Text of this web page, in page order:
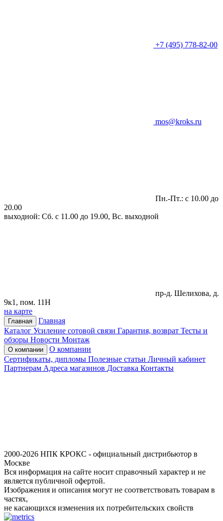
+7 (495) 778-82-00
mos@kroks.ru
Пн.-Пт.: с 10.00 до
20.00
выходной: Сб. с 11.00 до 19.00, Вс. выходной
пр-д. Шелихова, д.
9к1, пом. 11Н
на карте
Главная
Главная
Каталог Усиление сотовой связи Гарантия, возврат Тесты и
обзоры Новости Монтаж
О компании
О компании
Сертификаты, дипломы Полезные статьи Личный кабинет
Партнерам Адреса магазинов Доставка Контакты
2000-2026 НПК КРОКС - официальный дистрибьютор в
Москве
Вся информация на сайте носит справочный характер и не
является публичной офертой.
Изображения и описания могут не соответствовать товарам в
частях,
не касающихся изменения их потребительских свойств